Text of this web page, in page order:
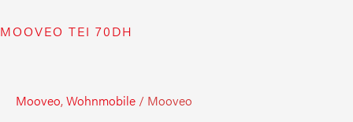
MOOVEO TEI 70DH
Mooveo,Wohnmobile / Mooveo